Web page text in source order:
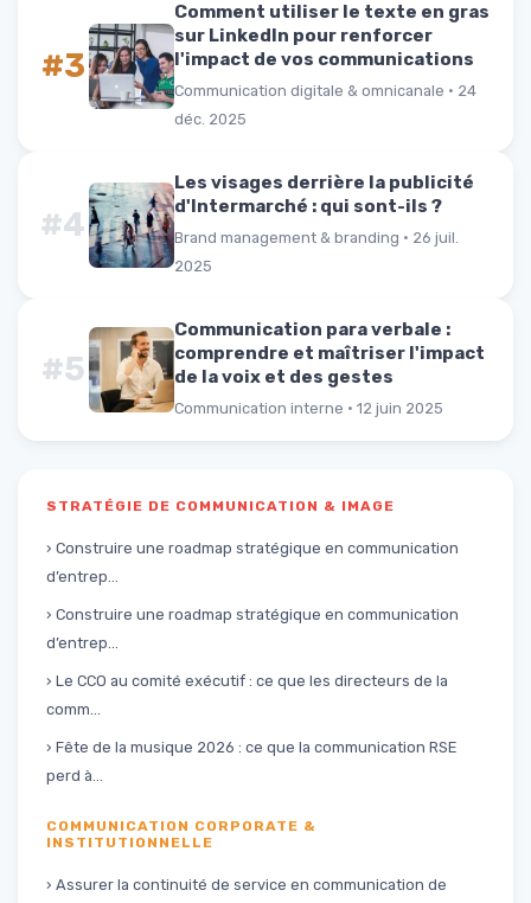
#3
Comment utiliser le texte en gras
sur LinkedIn pour renforcer
l'impact de vos communications
Communication digitale & omnicanale · 24
déc. 2025
#4
Les visages derrière la publicité
d'Intermarché : qui sont-ils ?
Brand management & branding · 26 juil.
2025
#5
Communication para verbale :
comprendre et maîtriser l'impact
de la voix et des gestes
Communication interne · 12 juin 2025
STRATÉGIE DE COMMUNICATION & IMAGE
› Construire une roadmap stratégique en communication
d’entrep...
› Construire une roadmap stratégique en communication
d’entrep...
› Le CCO au comité exécutif : ce que les directeurs de la
comm...
› Fête de la musique 2026 : ce que la communication RSE
perd à...
COMMUNICATION CORPORATE &
INSTITUTIONNELLE
› Assurer la continuité de service en communication de